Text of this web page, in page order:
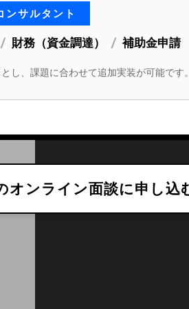
ンサルタント
/ 財務（資金調達） / 補助金申請
し、課題に合わせて追加実装が可能です。
オンライン面談に申し込